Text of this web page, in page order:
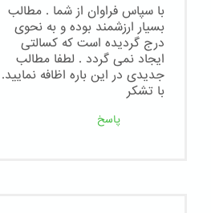
با سپاس فراوان از شما . مطالب
بسیار ارزشمند بوده و به نحوی
درج گردیده است که کسالتی
ایجاد نمی گردد . لطفا مطالب
جدیدی در این باره اظافه نمایید.
با تشکر
پاسخ